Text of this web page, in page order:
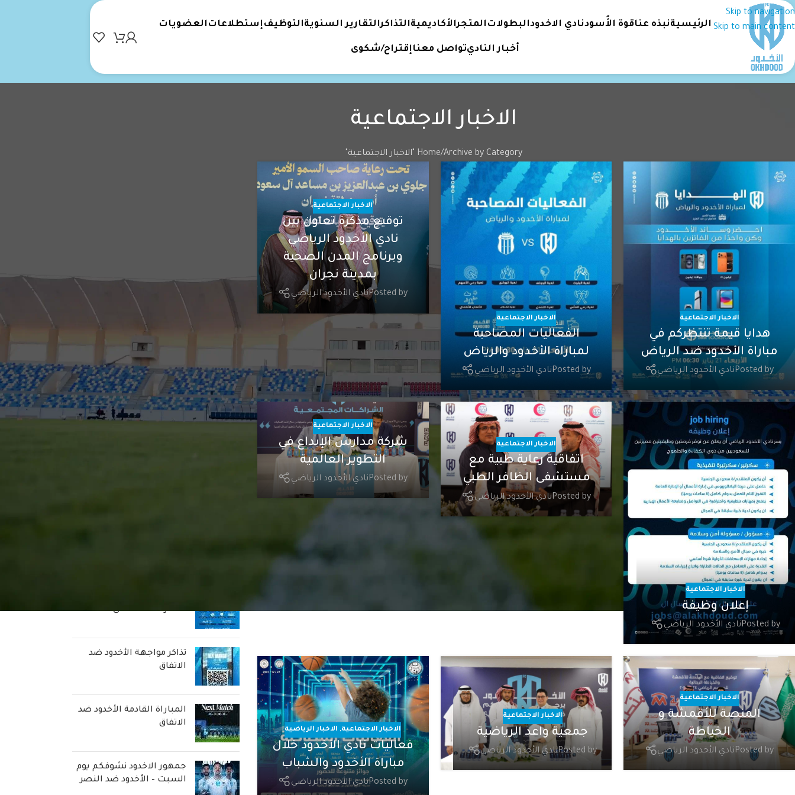
Skip to navigation
Skip to main content الرئيسيةنبذه عناقوة الأُسودنادي الاخدودالبطولات المتجرالأكاديميةالتذاكرالتقارير السنويةالتوظيف إستطلاعات العضويات
أخبار الناديتواصل معنا إقتراح/شكوى
الاخبار الاجتماعية
Home Archive by Category "الاخبار الاجتماعية"
الاخبار الاجتماعية
هدايا قيمة تنتظركم في
مباراة الأخدود ضد الرياض
Posted byنادي الأخدود الرياضي
الاخبار الاجتماعية
الفعاليات المصاحبة
لمباراة الأخدود والرياض
Posted byنادي الأخدود الرياضي
الاخبار الاجتماعية
توقيع مذكرة تعاون بين
نادي الأخدود الرياضي
وبرنامج المدن الصحية
بمدينة نجران
Posted byنادي الأخدود الرياضي
الاخبار الاجتماعية
إعلان وظيفة
Posted byنادي الأخدود الرياضي
الاخبار الاجتماعية
اتفاقية رعاية طبية مع
مستشفى الظافر الطبي
Posted byنادي الأخدود الرياضي
الاخبار الاجتماعية
شركة مدارس الإبداع في
التطوير العالمية
Posted byنادي الأخدود الرياضي
الاخبار الاجتماعية
المنصة للأقمشة و
الخياطة
Posted byنادي الأخدود الرياضي
الاخبار الاجتماعية
جمعية واعد الرياضية
Posted byنادي الأخدود الرياضي
الاخبار الاجتماعية, الاخبار الرياضية
فعاليات نادي الأخدود خلال
مباراة الأخدود والشباب
Posted byنادي الأخدود الرياضي
هدايا قيمة تنتظركم في
مباراة الأخدود ضد الخليج
الفعاليات المصاحبة لمباراة
الأخدود ضد الخليج
الأخدود ضد الاتفاق
تذاكر مواجهة الأخدود ضد
الاتفاق
المباراة القادمة الأخدود ضد
الاتفاق
جمهور الاخدود نشوفكم يوم
السبت – الأخدود ضد النصر